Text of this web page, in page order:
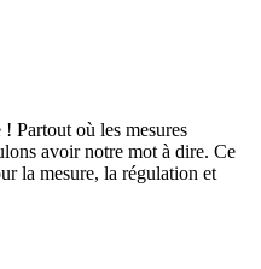
Partout où les mesures
avoir notre mot à dire. Ce
la mesure, la régulation et